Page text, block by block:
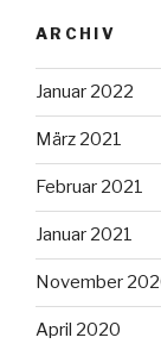
ARCHIV
Januar 2022
März 2021
Februar 2021
Januar 2021
November
April 2020